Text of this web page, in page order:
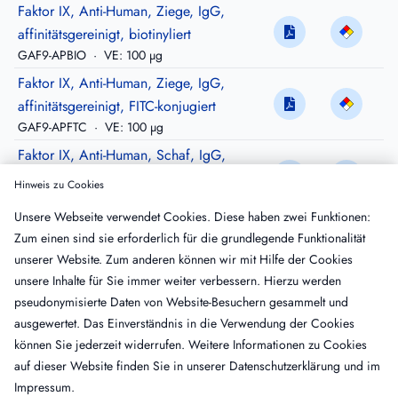
Faktor IX, Anti-Human, Ziege, IgG,
affinitätsgereinigt, biotinyliert
GAF9-APBIO · VE: 100 µg
Faktor IX, Anti-Human, Ziege, IgG,
affinitätsgereinigt, FITC-konjugiert
GAF9-APFTC · VE: 100 µg
Faktor IX, Anti-Human, Schaf, IgG,
gereinigt
Faktor IX, Anti-Human, Schaf, IgG,
affinitätsgereinigt
SAF9-AP VE: 500 µg
Faktor IX, Anti-Human, Schaf, IgG,
affinitätsgereinigt, Peroxidase konjugiert
SAF9-APHRP · VE: 100 µg
Hinweis zu Cookies
Unsere Webseite verwendet Cookies. Diese haben zwei Funktionen:
Zum einen sind sie erforderlich für die grundlegende Funktionalität
unserer Website. Zum anderen können wir mit Hilfe der Cookies
unsere Inhalte für Sie immer weiter verbessern. Hierzu werden
pseudonymisierte Daten von Website-Besuchern gesammelt und
ausgewertet. Das Einverständnis in die Verwendung der Cookies
können Sie jederzeit widerrufen. Weitere Informationen zu Cookies
auf dieser Website finden Sie in unserer Datenschutzerklärung und im
Impressum.